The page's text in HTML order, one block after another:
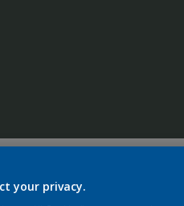
produkterna
your privacy.